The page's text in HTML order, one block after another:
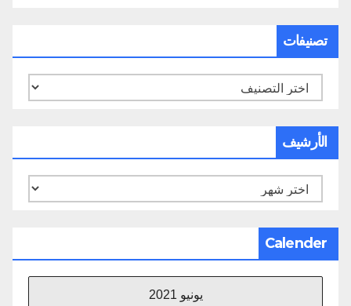
تصنيفات
تصنيفات
الأرشيف
الأرشيف
Calender
يونيو 2021